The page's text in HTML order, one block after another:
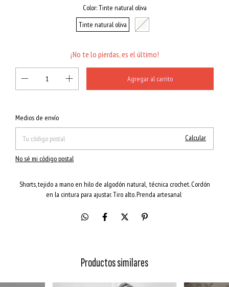
Color:Tinte natural oliva
Tinte natural oliva
¡No te lo pierdas, es el último!
Entregas para el CP:
Medios de envío
Calcular
No sé mi código postal
Shorts, tejido a mano en hilo de algodón natural, técnica crochet. Cordón
en la cintura para ajustar. Tiro alto. Prenda artesanal
Productos similares